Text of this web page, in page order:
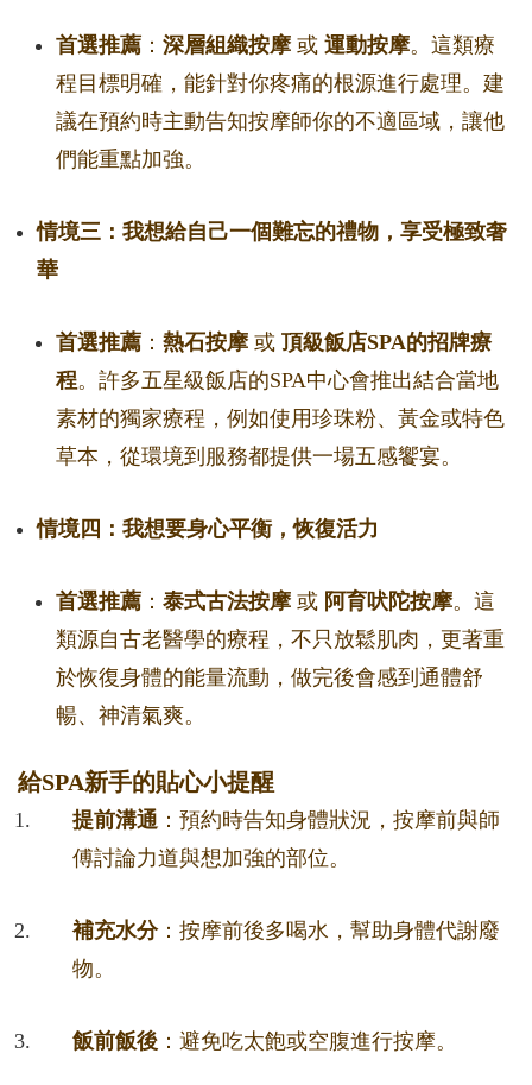
首選推薦 ： 深層組織按摩或 運動按摩。這類療
程目標明確，能針對你疼痛的根源進行處理。建
議在預約時主動告知按摩師你的不適區域，讓他
們能重點加強。
情境三：我想給自己一個難忘的禮物，享受極致奢
華
首選推薦 ： 熱石按摩或 頂級飯店SPA的招牌療
程。許多五星級飯店的SPA中心會推出結合當地
素材的獨家療程，例如使用珍珠粉、黃金或特色
草本，從環境到服務都提供一場五感饗宴。
情境四：我想要身心平衡，恢復活力
首選推薦 ： 泰式古法按摩或 阿育吠陀按摩。這
類源自古老醫學的療程，不只放鬆肌肉，更著重
於恢復身體的能量流動，做完後會感到通體舒
暢、神清氣爽。
給SPA新手的貼心小提醒
提前溝通 ：預約時告知身體狀況，按摩前與師
傅討論力道與想加強的部位。
補充水分：按摩前後多喝水，幫助身體代謝廢
物。
飯前飯後 ：避免吃太飽或空腹進行按摩。